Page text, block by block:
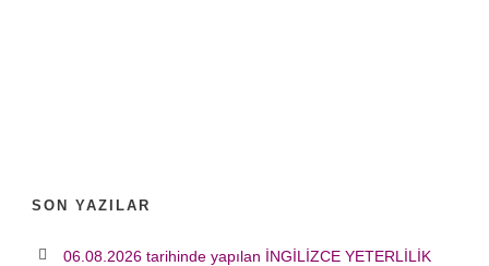
SON YAZILAR
06.08.2026 tarihinde yapılan İNGİLİZCE YETERLİLİK